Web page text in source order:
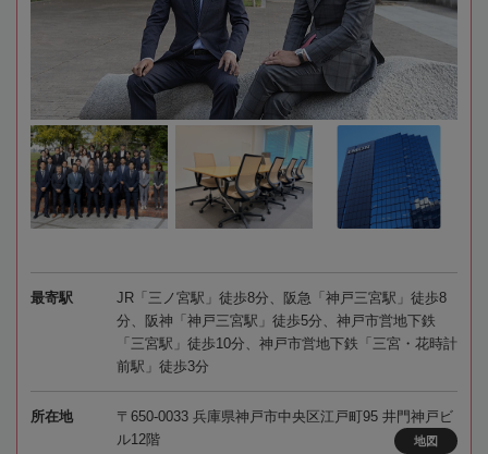
最寄駅
JR「三ノ宮駅」徒歩8分、阪急「神戸三宮駅」徒歩8
分、阪神「神戸三宮駅」徒歩5分、神戸市営地下鉄
「三宮駅」徒歩10分、神戸市営地下鉄「三宮・花時計
前駅」徒歩3分
所在地
〒650-0033 兵庫県神戸市中央区江戸町95 井門神戸ビ
ル12階
地図